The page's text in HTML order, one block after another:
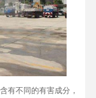
有不同的有害成分，